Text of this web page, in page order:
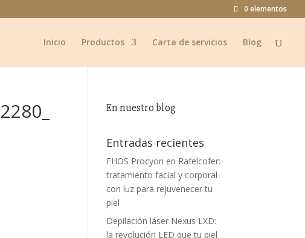
0 elementos
Inicio Productos Carta de servicios Blog
En nuestro blog
Entradas recientes
FHOS Procyon en Rafelcofer:
tratamiento facial y corporal
con luz para rejuvenecer tu
piel
Depilación láser Nexus LXD:
la revolución LED que tu piel